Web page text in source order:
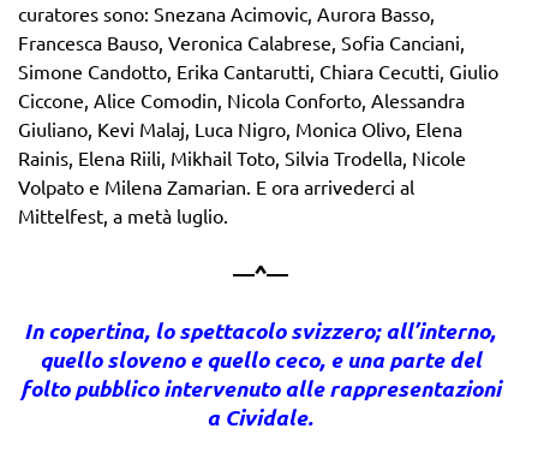
curatores sono: Snezana Acimovic, Aurora Basso,
Francesca Bauso, Veronica Calabrese, Sofia Canciani,
Simone Candotto, Erika Cantarutti, Chiara Cecutti, Giulio
Ciccone, Alice Comodin, Nicola Conforto, Alessandra
Giuliano, Kevi Malaj, Luca Nigro, Monica Olivo, Elena
Rainis, Elena Riili, Mikhail Toto, Silvia Trodella, Nicole
Volpato e Milena Zamarian. E ora arrivederci al
Mittelfest, a metà luglio.
—^—
In copertina, lo spettacolo svizzero; all’interno,
quello sloveno e quello ceco, e una parte del
folto pubblico intervenuto alle rappresentazioni
a Cividale.